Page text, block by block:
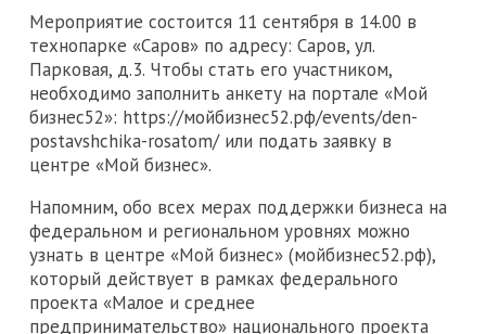
Мероприятие состоится 11 сентября в 14.00 в
технопарке «Саров» по адресу: Саров, ул.
Парковая, д.3. Чтобы стать его участником,
необходимо заполнить анкету на портале «Мой
бизнес52»: https://мойбизнес52.рф/events/den-
postavshchika-rosatom/ или подать заявку в
центре «Мой бизнес».
Напомним, обо всех мерах поддержки бизнеса на
федеральном и региональном уровнях можно
узнать в центре «Мой бизнес» (мойбизнес52.рф),
который действует в рамках федерального
проекта «Малое и среднее
предпринимательство» национального проекта